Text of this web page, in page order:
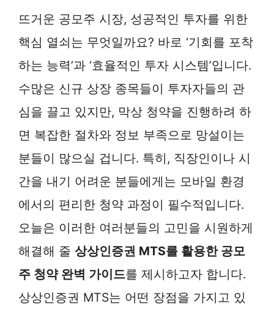
뜨거운 공모주 시장, 성공적인 투자를 위한
핵심 열쇠는 무엇일까요? 바로 ‘기회를 포착
하는 능력’과 ‘효율적인 투자 시스템’입니다.
수많은 신규 상장 종목들이 투자자들의 관
심을 끌고 있지만, 막상 청약을 진행하려 하
면 복잡한 절차와 정보 부족으로 망설이는
분들이 많으실 겁니다. 특히, 직장인이나 시
간을 내기 어려운 분들에게는 모바일 환경
에서의 편리한 청약 과정이 필수적입니다.
오늘은 이러한 여러분들의 고민을 시원하게
해결해 줄 상상인증권 MTS를 활용한 공모
주 청약 완벽 가이드를 제시하고자 합니다.
상상인증권 MTS는 어떤 장점을 가지고 있